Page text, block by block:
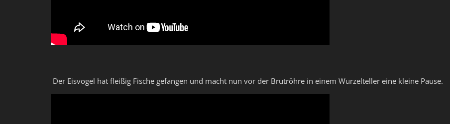
Der Eisvogel hat fleißig Fische gefangen und macht nun vor der Brutröhre in einem Wurzelteller eine kleine Pause.